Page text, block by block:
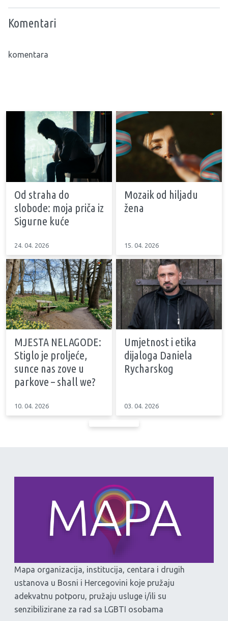
Komentari
komentara
Od straha do
slobode: moja priča iz
Sigurne kuće
24. 04. 2026
Mozaik od hiljadu
žena
15. 04. 2026
MJESTA NELAGODE:
Stiglo je proljeće,
sunce nas zove u
parkove – shall we?
10. 04. 2026
Umjetnost i etika
dijaloga Daniela
Rycharskog
03. 04. 2026
Mapa organizacija, institucija, centara i drugih
ustanova u Bosni i Hercegovini koje pružaju
adekvatnu potporu, pružaju usluge i/ili su
senzibilizirane za rad sa LGBTI osobama